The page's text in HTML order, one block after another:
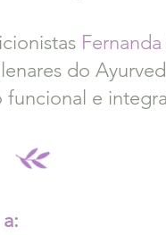
Fernanda
do
funcional e